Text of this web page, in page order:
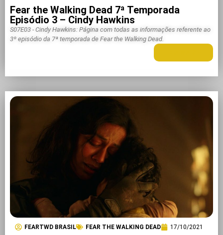
Fear the Walking Dead 7ª Temporada
Episódio 3 – Cindy Hawkins
S07E03 - Cindy Hawkins: Página com todas as informações referente ao
3º episódio da 7ª temporada de Fear the Walking Dead.
FEARTWD BRASIL FEAR THE WALKING DEAD 17/10/2021